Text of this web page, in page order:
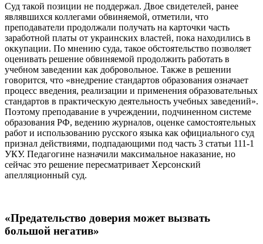
Суд такой позиции не поддержал. Двое свидетелей, ранее
являвшихся коллегами обвиняемой, отметили, что
преподаватели продолжали получать на карточки часть
заработной платы от украинских властей, пока находились в
оккупации. По мнению суда, такое обстоятельство позволяет
оценивать решение обвиняемой продолжить работать в
учебном заведении как добровольное. Также в решении
говорится, что «внедрение стандартов образования означает
процесс введения, реализации и применения образовательных
стандартов в практическую деятельность учебных заведений».
Поэтому преподавание в учреждении, подчиненном системе
образования РФ, ведению журналов, оценке самостоятельных
работ и использованию русского языка как официального суд
признал действиями, подпадающими под часть 3 статьи 111-1
УКУ. Педагогине назначили максимальное наказание, но
сейчас это решение пересматривает Херсонский
апелляционный суд.
«Предательство доверия может вызвать
большой негатив»